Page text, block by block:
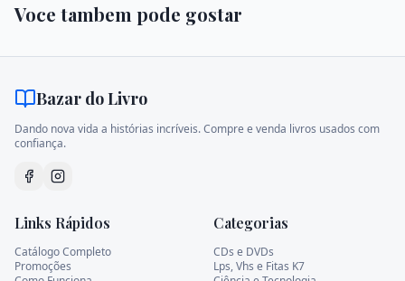
Voce tambem pode gostar
Bazar do Livro
Dando nova vida a histórias incríveis. Compre e venda livros usados com
confiança.
Links Rápidos
Catálogo Completo
Promoções
Categorias
CDs e DVDs
Lps, Vhs e Fitas K7